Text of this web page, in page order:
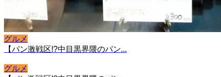
グルメ
【パン激戦区!?中目黒界隈のパン...
グルメ